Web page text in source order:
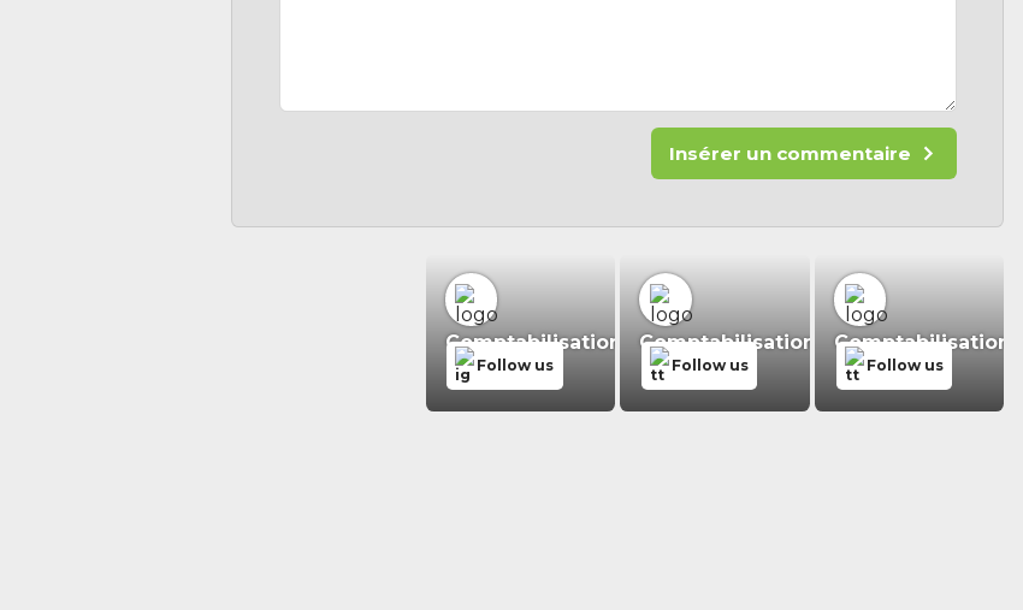
Insérer un commentaire
Comptabilisation.fr
Follow us
Comptabilisation.fr
Follow us
Comptabilisation.fr
Follow us